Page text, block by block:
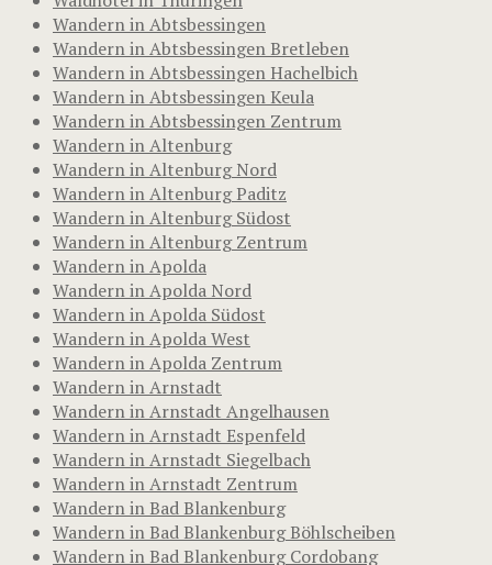
Wandern in Abtsbessingen
Wandern in Abtsbessingen Bretleben
Wandern in Abtsbessingen Hachelbich
Wandern in Abtsbessingen Keula
Wandern in Abtsbessingen Zentrum
Wandern in Altenburg
Wandern in Altenburg Nord
Wandern in Altenburg Paditz
Wandern in Altenburg Südost
Wandern in Altenburg Zentrum
Wandern in Apolda
Wandern in Apolda Nord
Wandern in Apolda Südost
Wandern in Apolda West
Wandern in Apolda Zentrum
Wandern in Arnstadt
Wandern in Arnstadt Angelhausen
Wandern in Arnstadt Espenfeld
Wandern in Arnstadt Siegelbach
Wandern in Arnstadt Zentrum
Wandern in Bad Blankenburg
Wandern in Bad Blankenburg Böhlscheiben
Wandern in Bad Blankenburg Cordobang